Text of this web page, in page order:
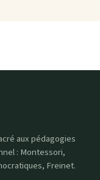
aux pédagogies
: Montessori,
Freinet.